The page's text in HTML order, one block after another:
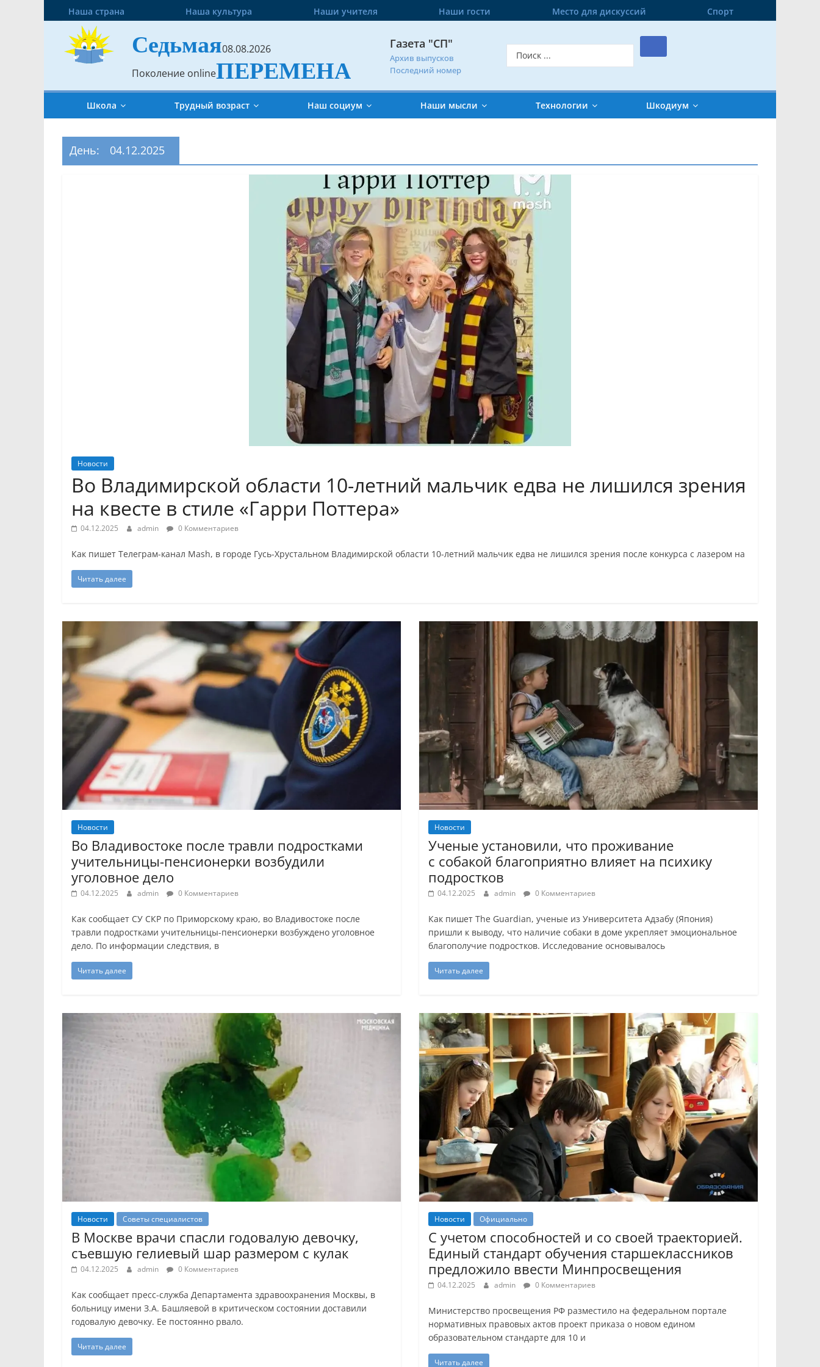
Наша страна Наша культура Наши учителя Наши гости Место для дискуссий Спорт
Седьмая08.08.2026
Поколение onlineПЕРЕМЕНА
Газета "СП"
Архив выпусков
Последний номер
Школа Трудный возраст Наш социум Наши мысли Технологии Шкодиум
День: 04.12.2025
Новости
Во Владимирской области 10-летний мальчик едва не лишился зрения
на квесте в стиле «Гарри Поттера»
04.12.2025 admin 0 Комментариев
Как пишет Телеграм-канал Mash, в городе Гусь-Хрустальном Владимирской области 10-летний мальчик едва не лишился зрения после конкурса с лазером на
Читать далее
Новости
Во Владивостоке после травли подростками
учительницы-пенсионерки возбудили
уголовное дело
04.12.2025 admin 0 Комментариев
Как сообщает СУ СКР по Приморскому краю, во Владивостоке после
травли подростками учительницы-пенсионерки возбуждено уголовное
дело. По информации следствия, в
Читать далее
Новости
Ученые установили, что проживание
с собакой благоприятно влияет на психику
подростков
04.12.2025 admin 0 Комментариев
Как пишет The Guardian, ученые из Университета Адзабу (Япония)
пришли к выводу, что наличие собаки в доме укрепляет эмоциональное
благополучие подростков. Исследование основывалось
Читать далее
Новости Советы специалистов
В Москве врачи спасли годовалую девочку,
съевшую гелиевый шар размером с кулак
04.12.2025 admin 0 Комментариев
Как сообщает пресс-служба Департамента здравоохранения Москвы, в
больницу имени З.А. Башляевой в критическом состоянии доставили
годовалую девочку. Ее постоянно рвало.
Читать далее
Новости Официально
С учетом способностей и со своей траекторией.
Единый стандарт обучения старшеклассников
предложило ввести Минпросвещения
04.12.2025 admin 0 Комментариев
Министерство просвещения РФ разместило на федеральном портале
нормативных правовых актов проект приказа о новом едином
образовательном стандарте для 10 и
Читать далее